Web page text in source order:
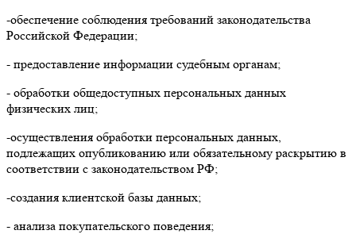
-обеспечение соблюдения требований законодательства
Российской Федерации;
- предоставление информации судебным органам;
- обработки общедоступных персональных данных
физических лиц;
-осуществления обработки персональных данных,
подлежащих опубликованию или обязательному раскрытию в
соответствии с законодательством РФ;
-создания клиентской базы данных;
- анализа покупательского поведения;